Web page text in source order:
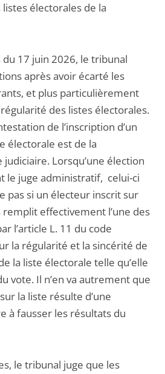
électorales de la
17 juin 2026, le tribunal
après avoir écarté les
et plus particulièrement
des listes électorales.
de l’inscription d’un
électorale est de la
Lorsqu’une élection
le juge administratif, celui-ci
pas si un électeur inscrit sur
effectivement l’une des
l’article L. 11 du code
la régularité et la sincérité de
la liste électorale telle qu’elle
vote. Il n’en va autrement que
la liste résulte d’une
à fausser les résultats du
le tribunal juge que les